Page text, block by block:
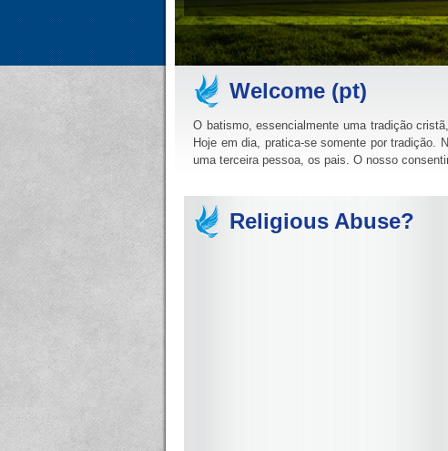
Welcome (pt)
O batismo, essencialmente uma tradição
Hoje em dia, pratica-se somente por tradição.
uma terceira pessoa, os pais. O nosso
Religious Abuse?